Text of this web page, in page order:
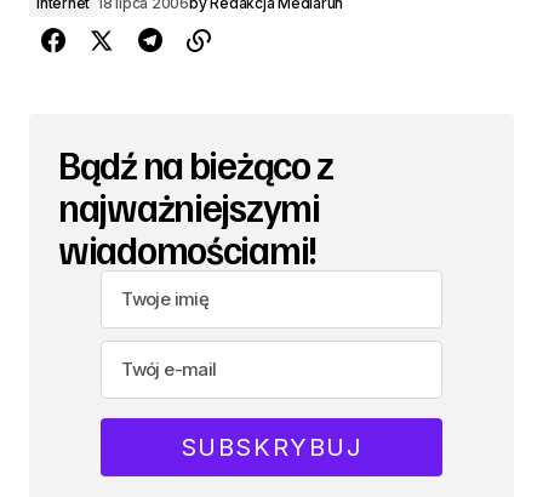
Bądź na bieżąco z
najważniejszymi
wiadomościami!